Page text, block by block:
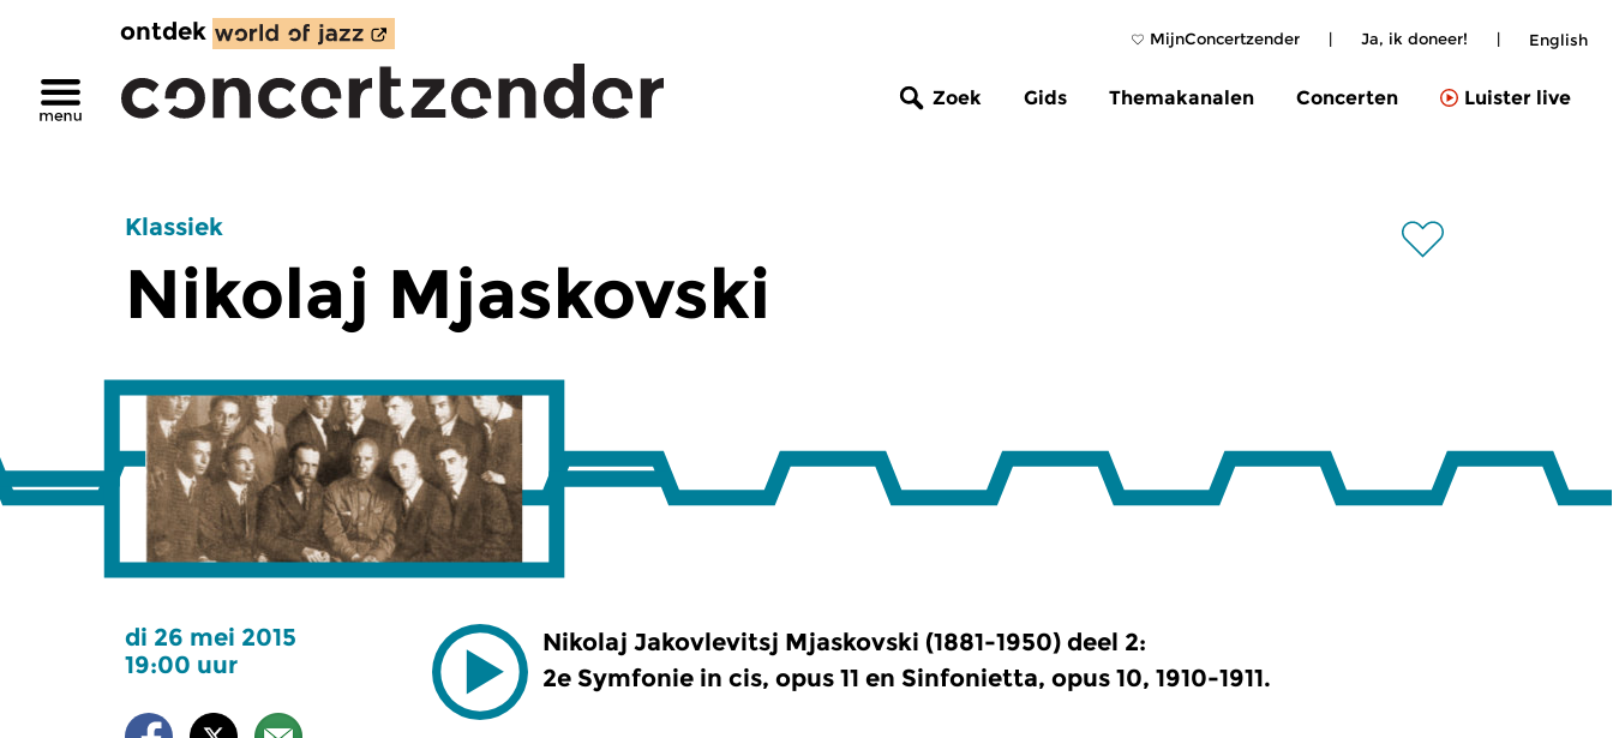
MijnConcertzender | Ja, ik doneer! | English
ontdek
Zoek Gids Themakanalen Concerten Luister live
Klassiek
Nikolaj Mjaskovski
di 26 mei 2015
19:00 uur
Nikolaj Jakovlevitsj Mjaskovski (1881-1950) deel 2:
2e Symfonie in cis, opus 11 en Sinfonietta, opus 10, 1910-1911.